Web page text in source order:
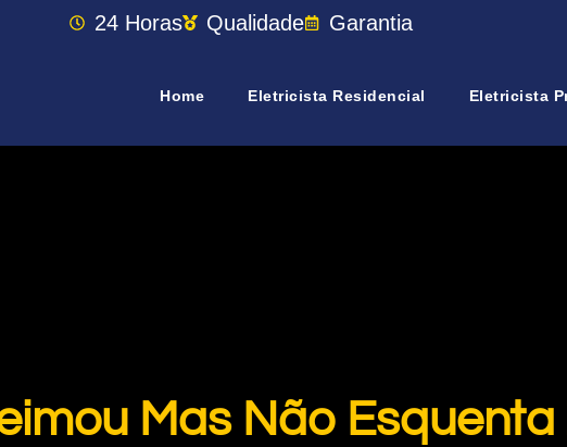
24 Horas Qualidade Garantia
Home Eletricista Residencial Eletricista
Mas Não